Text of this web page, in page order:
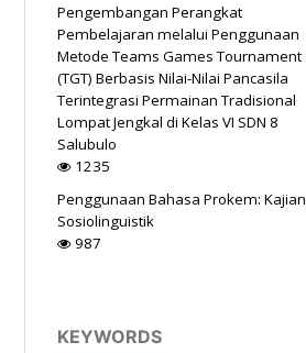
Pengembangan Perangkat
Pembelajaran melalui Penggunaan
Metode Teams Games Tournament
(TGT) Berbasis Nilai-Nilai Pancasila
Terintegrasi Permainan Tradisional
Lompat Jengkal di Kelas VI SDN 8
Salubulo
1235
Penggunaan Bahasa Prokem: Kajian
Sosiolinguistik
987
KEYWORDS